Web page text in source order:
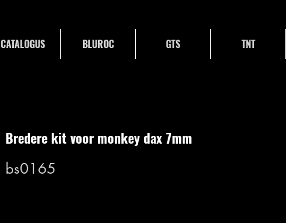
CATALOGUS BLUROC GTS TNT
Bredere kit voor monkey dax 7mm
bs0165